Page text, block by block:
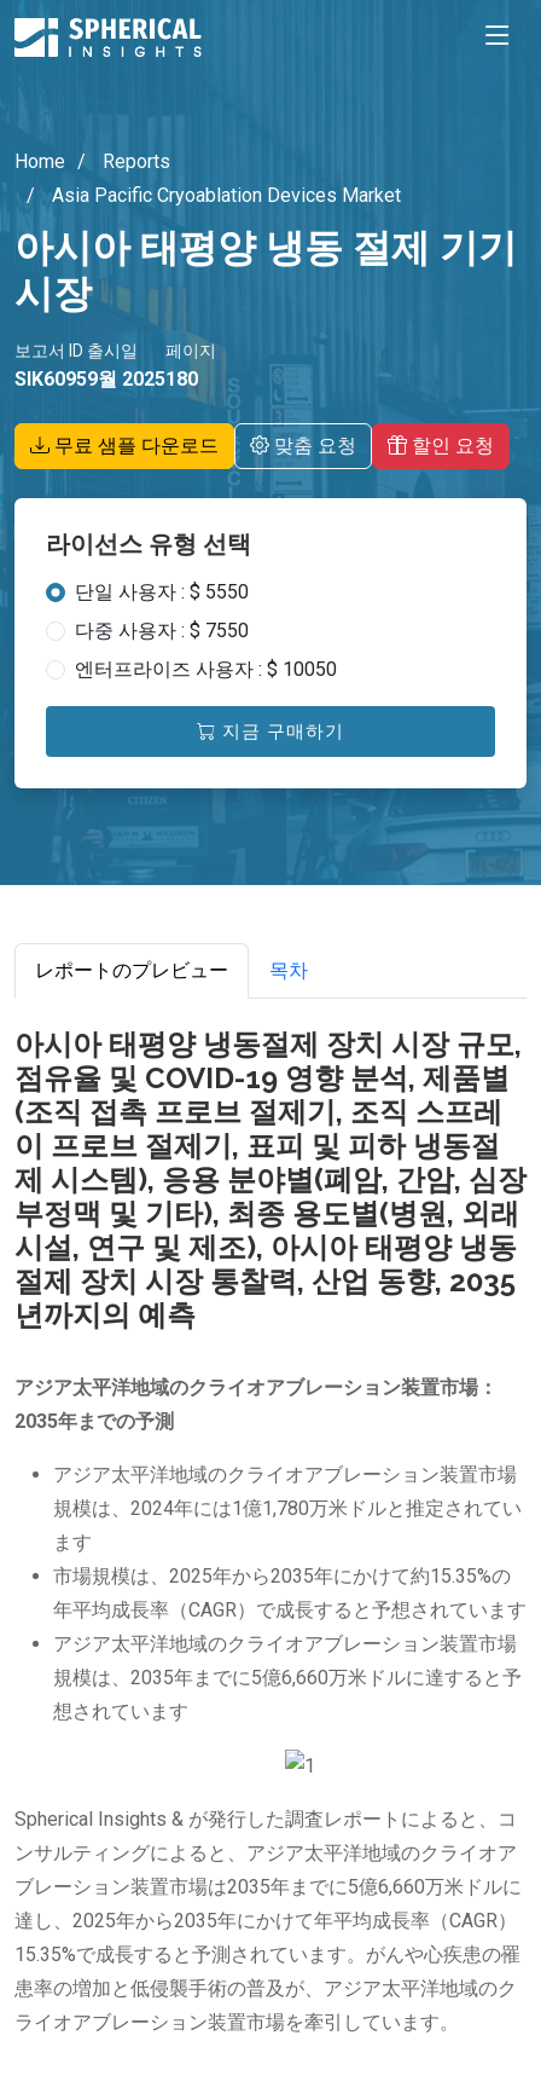
Home
Reports
Asia Pacific Cryoablation Devices Market
아시아 태평양 냉동 절제 기기
시장
보고서 ID
SIK6095
출시일
9월 2025
페이지
180
무료 샘플 다운로드 맞춤 요청 할인 요청
라이선스 유형 선택
단일 사용자 : $ 5550
다중 사용자 : $ 7550
엔터프라이즈 사용자 : $ 10050
지금 구매하기
レポートのプレビュー 목차
아시아 태평양 냉동절제 장치 시장 규모,
점유율 및 COVID-19 영향 분석, 제품별
(조직 접촉 프로브 절제기, 조직 스프레
이 프로브 절제기, 표피 및 피하 냉동절
제 시스템), 응용 분야별(폐암, 간암, 심장
부정맥 및 기타), 최종 용도별(병원, 외래
시설, 연구 및 제조), 아시아 태평양 냉동
절제 장치 시장 통찰력, 산업 동향, 2035
년까지의 예측
アジア太平洋地域のクライオアブレーション装置市場：
2035年までの予測
アジア太平洋地域のクライオアブレーション装置市場
規模は、2024年には1億1,780万米ドルと推定されてい
ます
市場規模は、2025年から2035年にかけて約15.35%の
年平均成長率（CAGR）で成長すると予想されています
アジア太平洋地域のクライオアブレーション装置市場
規模は、2035年までに5億6,660万米ドルに達すると予
想されています
Spherical Insights & が発行した調査レポートによると、コ
ンサルティングによると、アジア太平洋地域のクライオア
ブレーション装置市場は2035年までに5億6,660万米ドルに
達し、2025年から2035年にかけて年平均成長率（CAGR）
15.35%で成長すると予測されています。がんや心疾患の罹
患率の増加と低侵襲手術の普及が、アジア太平洋地域のク
ライオアブレーション装置市場を牽引しています。